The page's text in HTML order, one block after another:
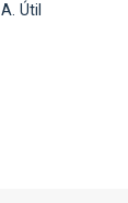
A. Útil